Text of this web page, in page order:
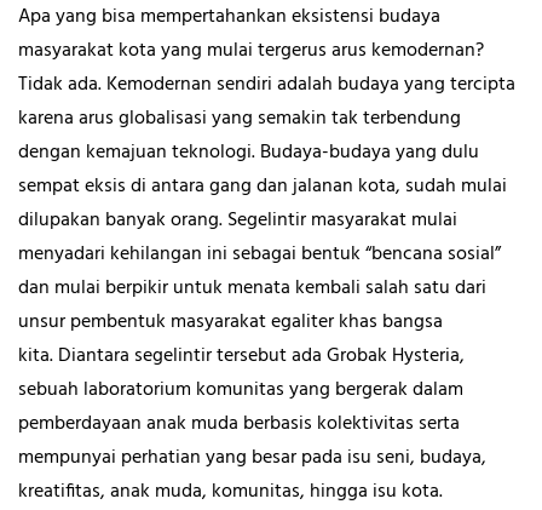
Apa yang bisa mempertahankan eksistensi budaya
masyarakat kota yang mulai tergerus arus kemodernan?
Tidak ada. Kemodernan sendiri adalah budaya yang tercipta
karena arus globalisasi yang semakin tak terbendung
dengan kemajuan teknologi. Budaya-budaya yang dulu
sempat eksis di antara gang dan jalanan kota, sudah mulai
dilupakan banyak orang. Segelintir masyarakat mulai
menyadari kehilangan ini sebagai bentuk “bencana sosial”
dan mulai berpikir untuk menata kembali salah satu dari
unsur pembentuk masyarakat egaliter khas bangsa
kita. Diantara segelintir tersebut ada Grobak Hysteria,
sebuah laboratorium komunitas yang bergerak dalam
pemberdayaan anak muda berbasis kolektivitas serta
mempunyai perhatian yang besar pada isu seni, budaya,
kreatifitas, anak muda, komunitas, hingga isu kota.